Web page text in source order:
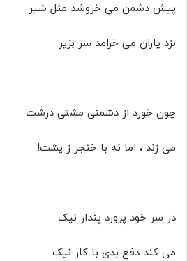
پیش دشمن می خروشد مثل شیر
نزد یاران می خرامد سر بزیر
چون خورد از دشمنی مشتی درشت
می زند ، اما نه با خنجر ز پشت!
در سر خود پرورد پندار نیک
می کند دفع بدی با کار نیک